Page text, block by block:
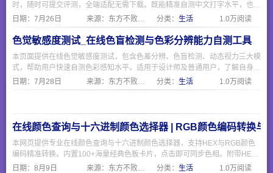
时，随时可提交评测，全端适配无需下载。既能精准自测中文打字水平，也可
作为日常输入训练工具，简单易用适合各类人群。
日期： 7月26日 来源：东方不败网址大全 分类： 生活 1.0万阅读
色觉敏感度测试_在线色盲检测与色彩分辨能力自测工具
本页面提供在线色觉敏感度测试，包含色差分辨、色盲检测、动态视力三大模
式，帮助用户快速自测色彩感知水平。适用于设计师及普通用户，了解自身色
觉状态，包含石原氏色盲检测图，保护视觉健康，测试结果仅供参考。
日期： 7月28日 来源：东方不败网址大全 分类： 生活 1.0万阅读
在线颜色查询与十六进制颜色选择器 | RGB颜色编码转换与
本网页提供专业在线颜色查询与十六进制颜色选择器，支持HEX与RGB颜色
编码精准转换。内置100+海量经典色板卡片，点击即可同步色相。附带HEX
与RGB工作原理科普，是前端开发、UI设计与品牌配色必备的实用工具。
日期： 8月9日 来源：东方不败网址大全 分类： 生活 1.0万阅读